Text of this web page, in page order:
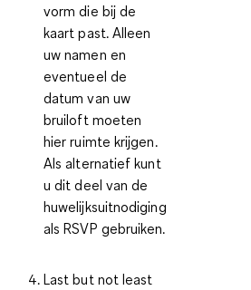
vorm die bij de
kaart past. Alleen
uw namen en
eventueel de
datum van uw
bruiloft moeten
hier ruimte krijgen.
Als alternatief kunt
u dit deel van de
huwelijksuitnodiging
als RSVP gebruiken.
Last but not least